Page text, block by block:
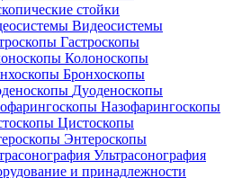
стойки
Видеосистемы
Гастроскопы
Колоноскопы
Бронхоскопы
Дуоденоскопы
Назофарингоскопы
Цистоскопы
Энтероскопы
Ультрасонография